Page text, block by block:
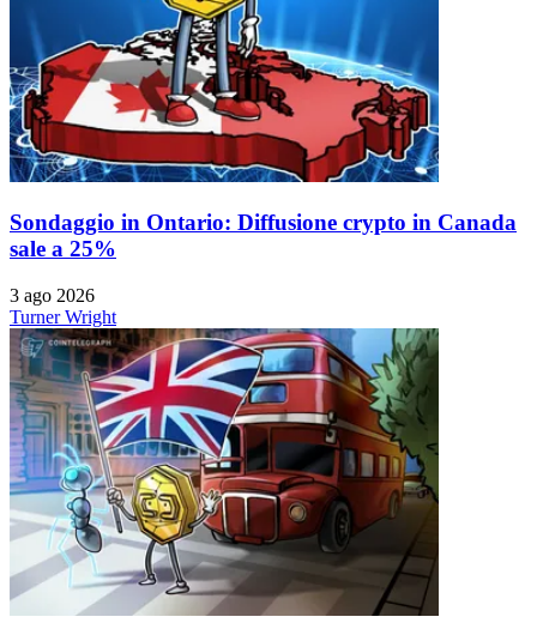
Sondaggio in Ontario: Diffusione crypto in Canada
sale a 25%
3 ago 2026
Turner Wright